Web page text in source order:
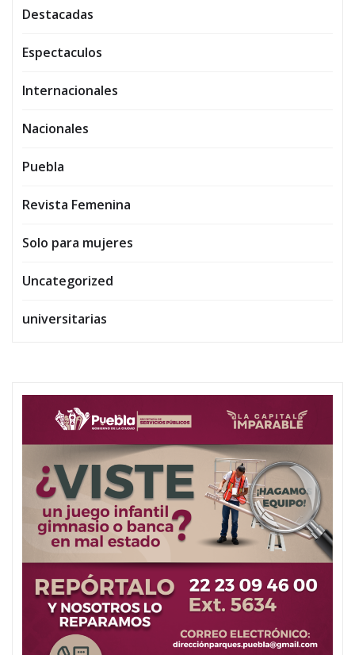
Destacadas
Espectaculos
Internacionales
Nacionales
Puebla
Revista Femenina
Solo para mujeres
Uncategorized
universitarias